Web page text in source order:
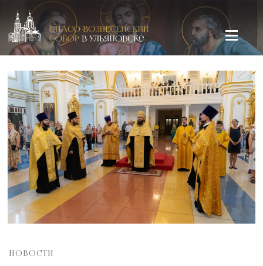
Спасо-Вознесенский кафедральный собор в Ульяновске
НОВОСТИ